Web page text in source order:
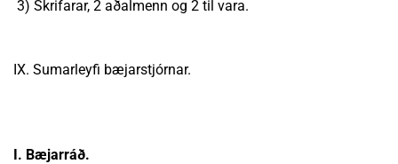
3) Skrifarar, 2 aðalmenn og 2 til vara.
IX. Sumarleyfi bæjarstjórnar.
I. Bæjarráð.